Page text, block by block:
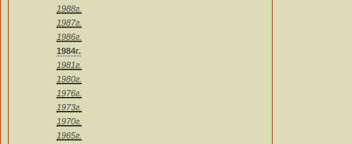
1988г.
1987г.
1986г.
1984г.
1981г.
1980г.
1976г.
1973г.
1970г.
1965г.